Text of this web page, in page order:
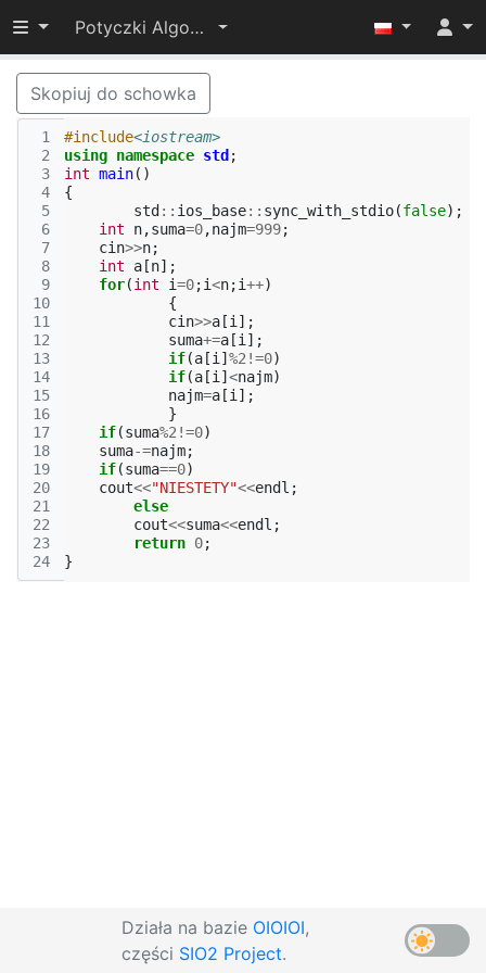
Przełącz widoczność menu
Potyczki Algorytmiczne 2015
Skopiuj do schowka
1
2
3
4
5
6
7
8
9
10
11
12
13
14
15
16
17
18
19
20
21
22
23
24
#include<iostream>
using namespace std ;
int main()
{
std :: ios_base:: sync_with_stdio(false);
int
n,suma=0,najm=999;
cin>>n;
int
a [n];
for(int i=0;i<n;i++)
{
cin>>a [i ];
suma+=a [i ];
if(a [i ] %2 !=0)
if(a [i ] <najm)
najm=a [i ];
}
if(suma%2 !=0)
suma-=najm;
if(suma==0)
cout<<"NIESTETY"<<endl ;
else
cout<<suma<<endl ;
return 0;
}
Działa na bazie OIOIOI,
części SIO2 Project.